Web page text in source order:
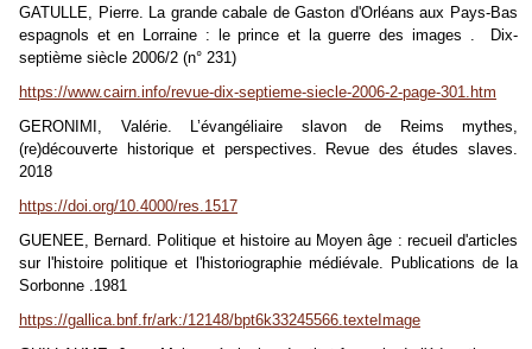
GATULLE, Pierre. La grande cabale de Gaston d'Orléans aux Pays-Bas
espagnols et en Lorraine : le prince et la guerre des images . Dix-
septième siècle 2006/2 (n° 231)
https://www.cairn.info/revue-dix-septieme-siecle-2006-2-page-301.htm
GERONIMI, Valérie.
L’évangéliaire slavon de Reims mythes,
(re)découverte historique et perspectives. Revue des études slaves.
2018
https://doi.org/10.4000/res.1517
GUENEE, Bernard. Politique et histoire au Moyen âge : recueil d'articles
sur l'histoire politique et l'historiographie médiévale. Publications de la
Sorbonne .1981
https://gallica.bnf.fr/ark:/12148/bpt6k33245566.texteImage